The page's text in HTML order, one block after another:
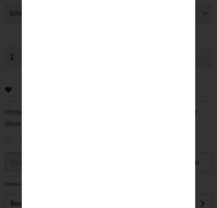
Hinterlegen Sie Ihre Email Adresse und bleiben Sie stets über
diesen Artikel informiert.
Speichern
Artikelnummer:
Beschreibung